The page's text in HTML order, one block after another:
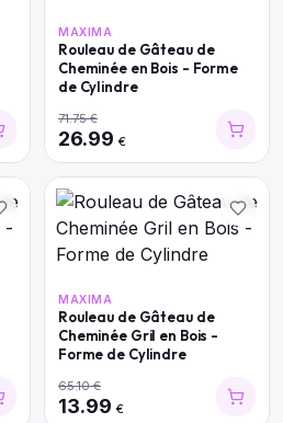
MAXIMA
Rouleau de Gâteau de
Cheminée en Bois - Forme
de Cylindre
71.75€
26.99 €
MAXIMA
Rouleau de Gâteau de
Cheminée Gril en Bois -
Forme de Cylindre
65.10€
13.99 €